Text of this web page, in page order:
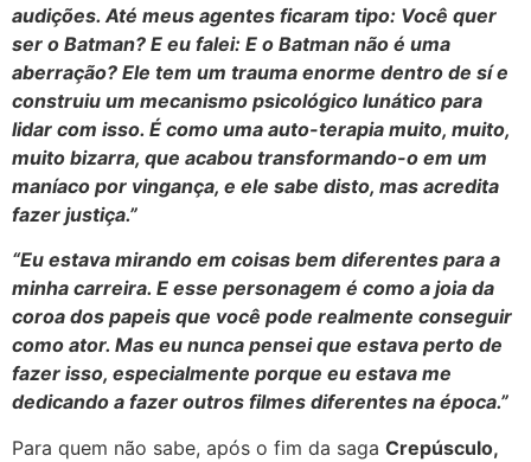
audições. Até meus agentes ficaram tipo: Você quer
ser o Batman? E eu falei: E o Batman não é uma
aberração? Ele tem um trauma enorme dentro de sí e
construiu um mecanismo psicológico lunático para
lidar com isso. É como uma auto-terapia muito, muito,
muito bizarra, que acabou transformando-o em um
maníaco por vingança, e ele sabe disto, mas acredita
fazer justiça.”
“Eu estava mirando em coisas bem diferentes para a
minha carreira. E esse personagem é como a joia da
coroa dos papeis que você pode realmente conseguir
como ator. Mas eu nunca pensei que estava perto de
fazer isso, especialmente porque eu estava me
dedicando a fazer outros filmes diferentes na época.”
Para quem não sabe, após o fim da saga Crepúsculo,